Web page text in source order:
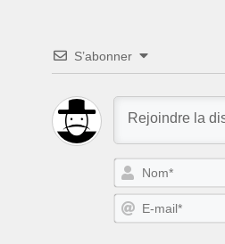
S’abonner